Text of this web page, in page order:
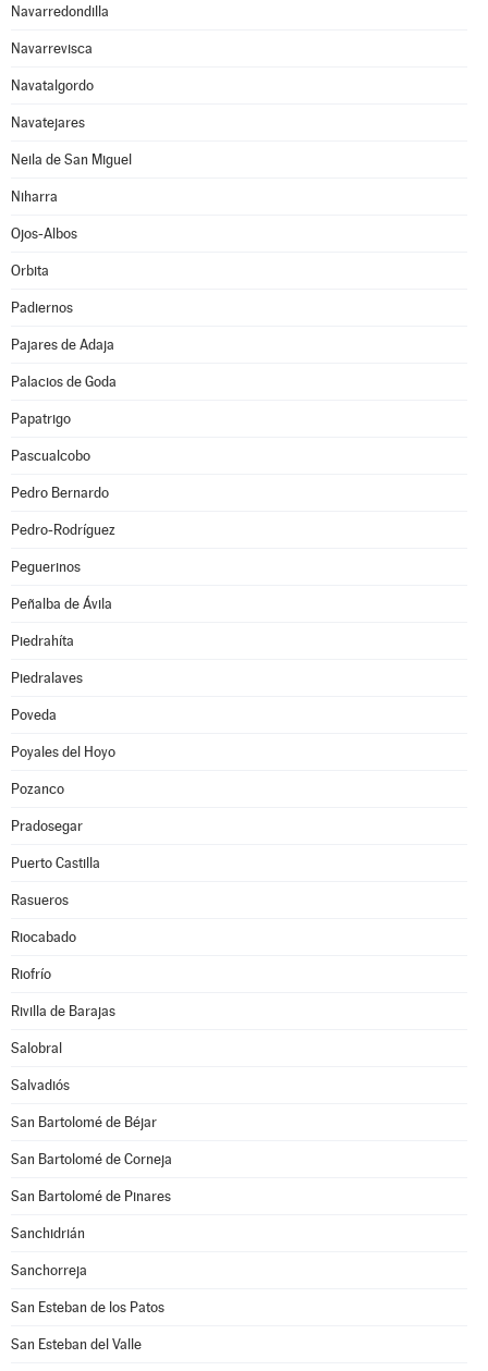
Navarredondilla
Navarrevisca
Navatalgordo
Navatejares
Neila de San Miguel
Niharra
Ojos-Albos
Orbita
Padiernos
Pajares de Adaja
Palacios de Goda
Papatrigo
Pascualcobo
Pedro Bernardo
Pedro-Rodríguez
Peguerinos
Peñalba de Ávila
Piedrahíta
Piedralaves
Poveda
Poyales del Hoyo
Pozanco
Pradosegar
Puerto Castilla
Rasueros
Riocabado
Riofrío
Rivilla de Barajas
Salobral
Salvadiós
San Bartolomé de Béjar
San Bartolomé de Corneja
San Bartolomé de Pinares
Sanchidrián
Sanchorreja
San Esteban de los Patos
San Esteban del Valle